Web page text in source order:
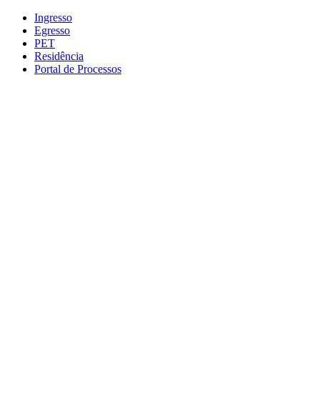
Conteúdo principal
Ingresso
Egresso
PET
Residência
Portal de Processos